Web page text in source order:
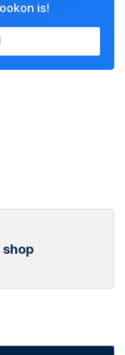
is!
shop